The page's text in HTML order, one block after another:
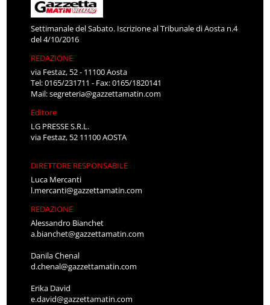
Settimanale del Sabato. Iscrizione al Tribunale di Aosta n.4
del 4/10/2016
REDAZIONE
via Festaz, 52 - 11100 Aosta
Tel: 0165/231711 - Fax: 0165/1820141
Mail:segreteria@gazzettamatin.com
Editore
LG PRESSE S.R.L.
via Festaz, 52 11100 AOSTA
DIRETTORE RESPONSABILE
Luca Mercanti
l.mercanti@gazzettamatin.com
REDAZIONE
Alessandro Bianchet
a.bianchet@gazzettamatin.com
Danila Chenal
d.chenal@gazzettamatin.com
Erika David
e.david@gazzettamatin.com